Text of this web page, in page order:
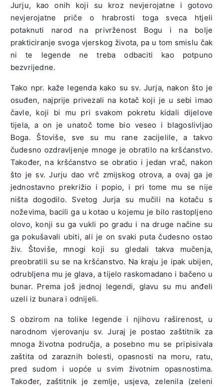
Jurju, kao onih koji su kroz nevjerojatne i gotovo
nevjerojatne priče o hrabrosti toga sveca htjeli
potaknuti narod na privrženost Bogu i na bolje
prakticiranje svoga vjerskog života, pa u tom smislu čak
ni te legende ne treba odbaciti kao potpuno
bezvrijedne.
Tako npr. kaže legenda kako su sv. Jurja, nakon što je
osuđen, najprije privezali na kotač koji je u sebi imao
čavle, koji bi mu pri svakom pokretu kidali dijelove
tijela, a on je unatoč tome bio veseo i blagoslivljao
Boga. Štoviše, sve su mu rane zacijelile, a takvo
čudesno ozdravljenje mnoge je obratilo na kršćanstvo.
Također, na kršćanstvo se obratio i jedan vrač, nakon
što je sv. Jurju dao vrč zmijskog otrova, a ovaj ga je
jednostavno prekrižio i popio, i pri tome mu se nije
ništa dogodilo. Svetog Jurja su mučili na kotaču s
noževima, bacili ga u kotao u kojemu je bilo rastopljeno
olovo, konji su ga vukli po gradu i na druge načine su
ga pokušavali ubiti, ali je on svaki puta čudesno ostao
živ. Štoviše, mnogi koji su gledali takva mučenja,
preobratili su se na kršćanstvo. Na kraju je ipak ubijen,
odrubljena mu je glava, a tijelo raskomadano i bačeno u
bunar. Prema još jednoj legendi, glavu su mu anđeli
uzeli iz bunara i odnijeli.
S obzirom na tolike legende i njihovu raširenost, u
narodnom vjerovanju sv. Juraj je postao zaštitnik za
mnoga životna područja, a posebno mu se pripisivala
zaštita od zaraznih bolesti, opasnosti na moru, ratu,
pred sudom i uopće u svim životnim opasnostima.
Također, zaštitnik je zemlje, usjeva, zelenila (zeleni